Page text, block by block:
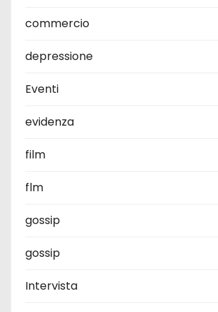
commercio
depressione
Eventi
evidenza
film
flm
gossip
gossip
Intervista